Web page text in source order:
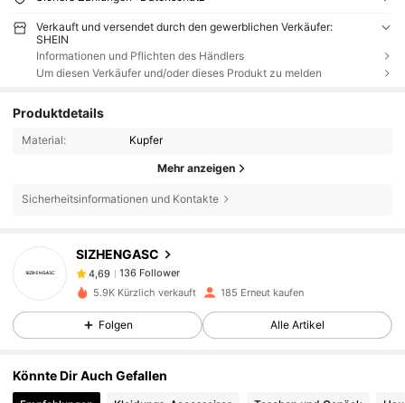
Verkauft und versendet durch den gewerblichen Verkäufer:
SHEIN
Informationen und Pflichten des Händlers
Um diesen Verkäufer und/oder dieses Produkt zu melden
Produktdetails
Material: Kupfer
Mehr anzeigen
Sicherheitsinformationen und Kontakte
SIZHENGASC
4,69 136 Follower
4,69
5.9K Kürzlich verkauft 185 Erneut kaufen
Folgen Alle Artikel
Könnte Dir Auch Gefallen